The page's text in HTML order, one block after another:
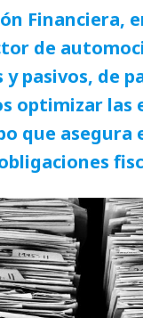
Financiera,
de
pasivos, de
optimizar
que